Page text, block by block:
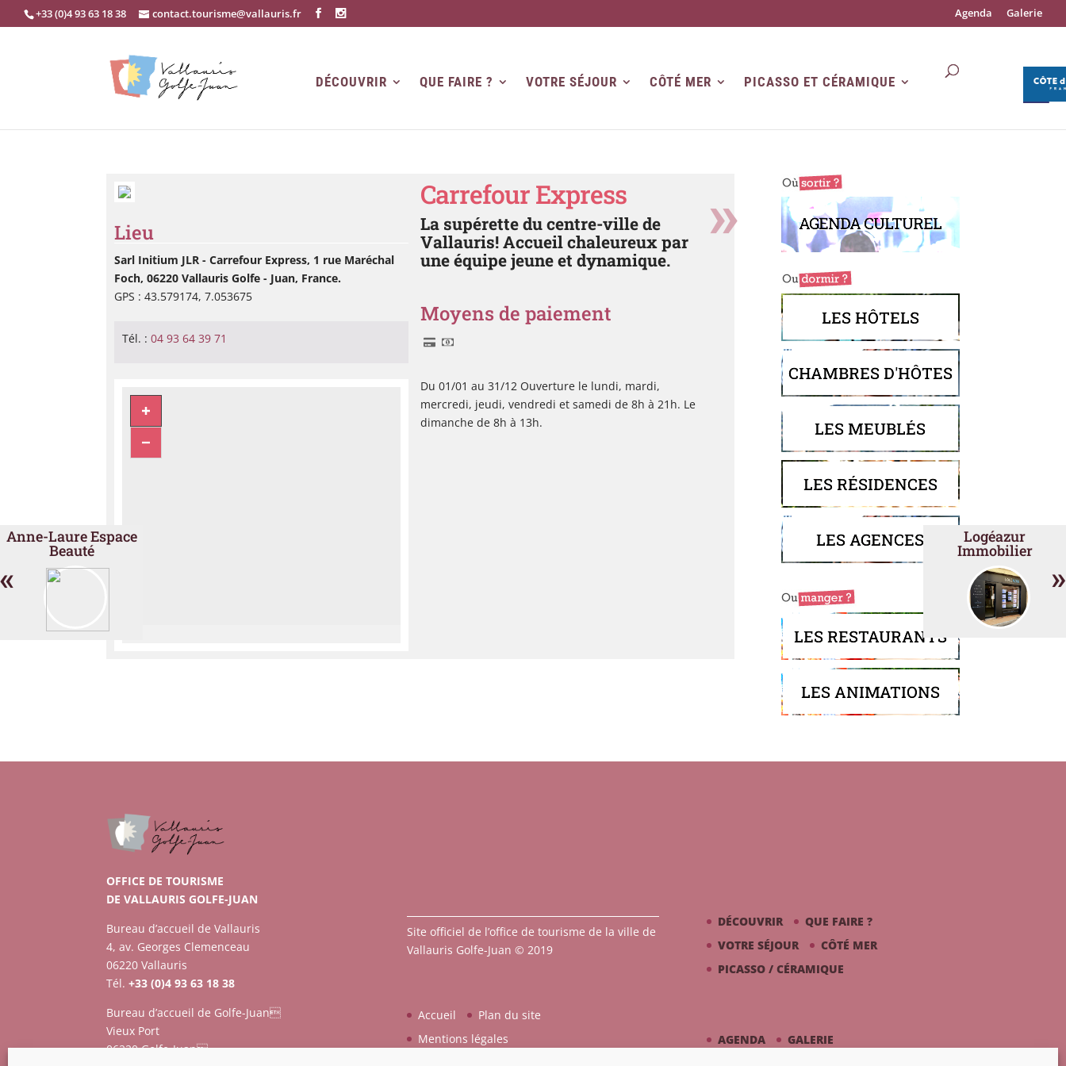
+33 (0)4 93 63 18 38 contact.tourisme@vallauris.fr Agenda Galerie
DÉCOUVRIR QUE FAIRE ? VOTRE SÉJOUR CÔTÉ MER PICASSO ET CÉRAMIQUE
«
Anne-Laure Espace
Beauté
»
Logéazur
Immobilier
Lieu
Sarl Initium JLR - Carrefour Express, 1 rue Maréchal
Foch, 06220 Vallauris Golfe - Juan, France.
GPS : 43.579174, 7.053675
Tél. :04 93 64 39 71
Carrefour Express
La supérette du centre-ville de
Vallauris! Accueil chaleureux par
une équipe jeune et dynamique.
Moyens de paiement
Du 01/01 au 31/12 Ouverture le lundi, mardi,
mercredi, jeudi, vendredi et samedi de 8h à 21h. Le
dimanche de 8h à 13h.
AGENDA CULTUREL
LES HÔTELS
CHAMBRES D'HÔTES
LES MEUBLÉS
LES RÉSIDENCES
LES AGENCES
LES RESTAURANTS
LES ANIMATIONS
OFFICE DE TOURISME
DE VALLAURIS GOLFE-JUAN
Bureau d’accueil de Vallauris
4, av. Georges Clemenceau
06220 Vallauris
Tél.+33 (0)4 93 63 18 38
Bureau d’accueil de Golfe-Juan
Vieux Port
06220 Golfe-Juan
Site officiel de l’office de tourisme de la ville de
Vallauris Golfe-Juan © 2019
Accueil
Plan du site
Mentions légales
DÉCOUVRIR
QUE FAIRE ?
VOTRE SÉJOUR
CÔTÉ MER
PICASSO / CÉRAMIQUE
AGENDA GALERIE